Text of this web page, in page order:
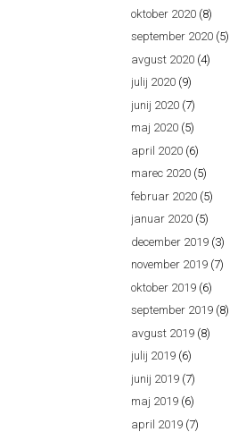
oktober 2020 (8)
september 2020 (5)
avgust 2020 (4)
julij 2020 (9)
junij 2020 (7)
maj 2020 (5)
april 2020 (6)
marec 2020 (5)
februar 2020 (5)
januar 2020 (5)
december 2019 (3)
november 2019 (7)
oktober 2019 (6)
september 2019 (8)
avgust 2019 (8)
julij 2019 (6)
junij 2019 (7)
maj 2019 (6)
april 2019 (7)